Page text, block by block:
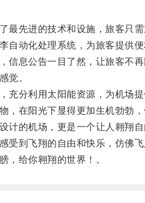
先进的技术和设施，旅客只需
动化处理系统，为旅客提供便
息公告一目了然，让旅客不再
觉。
分利用太阳能资源，为机场提
在阳光下显得更加生机勃勃，
的机场，更是一个让人翱翔自
到飞翔的自由和快乐，仿佛飞
给你翱翔的世界！。